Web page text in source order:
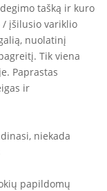
tašką ir kuro
/ įšilusio variklio
nuolatinį
Tik viena
Paprastas
ir
niekada
papildomų